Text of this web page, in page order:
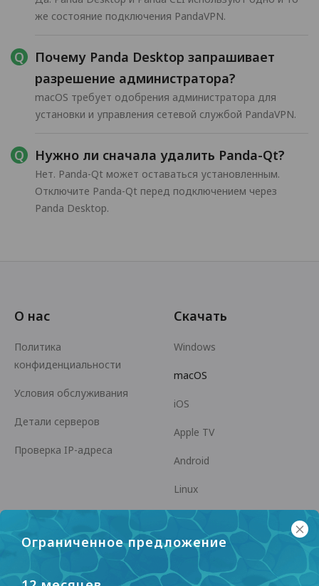
же состояние подключения PandaVPN.
Почему Panda Desktop запрашивает
разрешение администратора?
macOS требует одобрения администратора для
установки и управления сетевой службой PandaVPN.
Нужно ли сначала удалить Panda-Qt?
Нет. Panda-Qt может оставаться установленным.
Отключите Panda-Qt перед подключением через
Panda Desktop.
Ограниченное предложение
О нас
Политика
конфиденциальности
Условия обслуживания
Детали серверов
Проверка IP-адреса
Скачать
Windows
macOS
iOS
Apple TV
Android
Linux
Android TV
Центр помощи
panda7x24@gmail.com
Сотрудничество
Стать партнером